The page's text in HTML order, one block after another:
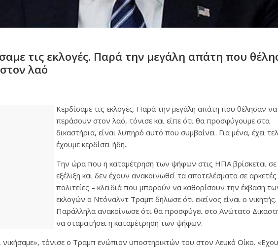
τις εκλογές. Παρά την μεγάλη απάτη που
λαό
Κερδίσαμε τις εκλογές. Παρά την μεγάλη απάτη που θέλησαν να
περάσουν στον λαό, τόνισε και είπε ότι θα προσφύγουμε στα
δικαστήρια, είναι λυπηρό αυτό που συμβαίνει. Για μένα, έχει
έχουμε κερδίσει ήδη..
Την ώρα που η καταμέτρηση των ψήφων στις ΗΠΑ βρίσκεται
εξέλιξη και δεν έχουν ανακοινωθεί τα αποτελέσματα σε αρκετές
πολιτείες – κλειδιά που μπορούν να καθορίσουν την έκβαση
εκλογών ο Ντόναλντ Τραμπ δήλωσε ότι εκείνος είναι ο νικητής.
Παράλληλα ανακοίνωσε ότι θα προσφύγει στο Ανώτατο
να σταματήσει η καταμέτρηση των ψήφων.
νικήσαμε», τόνισε ο Τραμπ ενώπιον υποστηρικτών του στον Λευκό Οίκο.